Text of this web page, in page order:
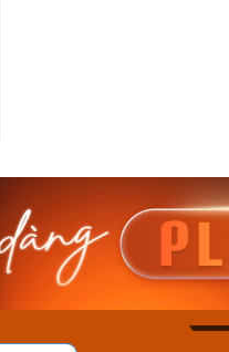
37
Casio
230EL-
Mua